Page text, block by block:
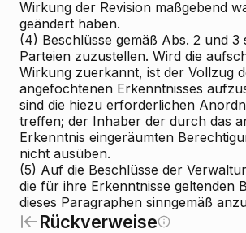
Wirkung der Revision maßgebend
geändert haben.
(4) Beschlüsse gemäß Abs. 2 und 3
Parteien zuzustellen. Wird die
Wirkung zuerkannt, ist der Vollzug
angefochtenen Erkenntnisses
sind die hiezu erforderlichen
treffen; der Inhaber der durch das
Erkenntnis eingeräumten
nicht ausüben.
(5) Auf die Beschlüsse der
die für ihre Erkenntnisse geltenden
dieses Paragraphen sinngemäß
Rückverweise